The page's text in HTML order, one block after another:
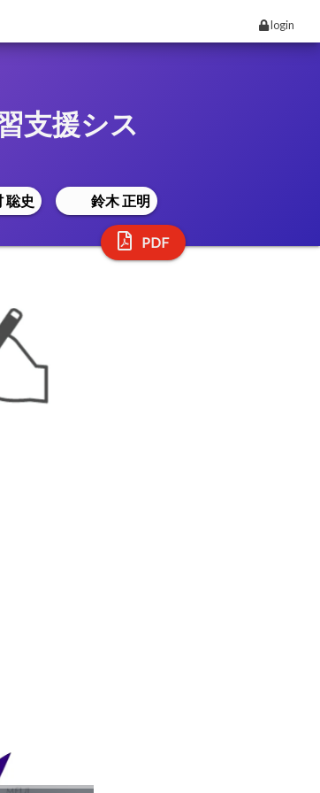
login
支援シス
聡史 鈴木 正明
PDF